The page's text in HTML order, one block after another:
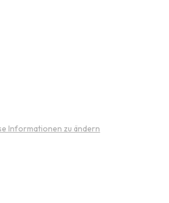
Informationen zu ändern